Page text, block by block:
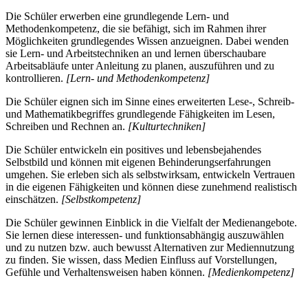
Die Schüler erwerben eine grundlegende Lern- und
Methodenkompetenz, die sie befähigt, sich im Rahmen ihrer
Möglichkeiten grundlegendes Wissen anzueignen. Dabei wenden
sie Lern- und Arbeitstechniken an und lernen überschaubare
Arbeitsabläufe unter Anleitung zu planen, auszuführen und zu
kontrollieren. [Lern- und Methodenkompetenz]
Die Schüler eignen sich im Sinne eines erweiterten Lese-, Schreib-
und Mathematikbegriffes grundlegende Fähigkeiten im Lesen,
Schreiben und Rechnen an. [Kulturtechniken]
Die Schüler entwickeln ein positives und lebensbejahendes
Selbstbild und können mit eigenen Behinderungserfahrungen
umgehen. Sie erleben sich als selbstwirksam, entwickeln Vertrauen
in die eigenen Fähigkeiten und können diese zunehmend realistisch
einschätzen. [Selbstkompetenz]
Die Schüler gewinnen Einblick in die Vielfalt der Medienangebote.
Sie lernen diese interessen- und funktionsabhängig auszuwählen
und zu nutzen bzw. auch bewusst Alternativen zur Mediennutzung
zu finden. Sie wissen, dass Medien Einfluss auf Vorstellungen,
Gefühle und Verhaltensweisen haben können. [Medienkompetenz]